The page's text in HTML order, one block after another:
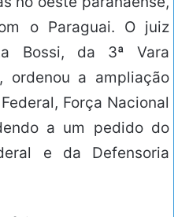
o Paraguai. O juiz
Bossi, da 3ª Vara
ordenou a ampliação
Força Nacional
a um pedido do
e da Defensoria